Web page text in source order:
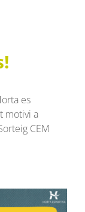
es
motivi a
CEM